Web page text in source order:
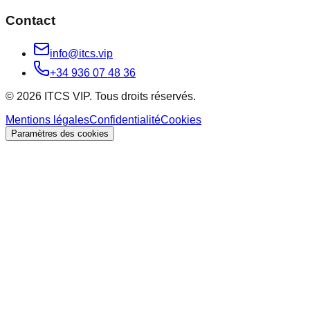
Contact
info@itcs.vip
+34 936 07 48 36
© 2026 ITCS VIP. Tous droits réservés.
Mentions légalesConfidentialitéCookies
Paramètres des cookies